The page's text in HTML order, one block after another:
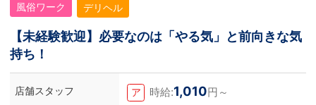
風俗ワーク デリヘル
【未経験歓迎】必要なのは「やる気」と前向きな気
持ち！
店舗スタッフ ア 時給:1,010円～